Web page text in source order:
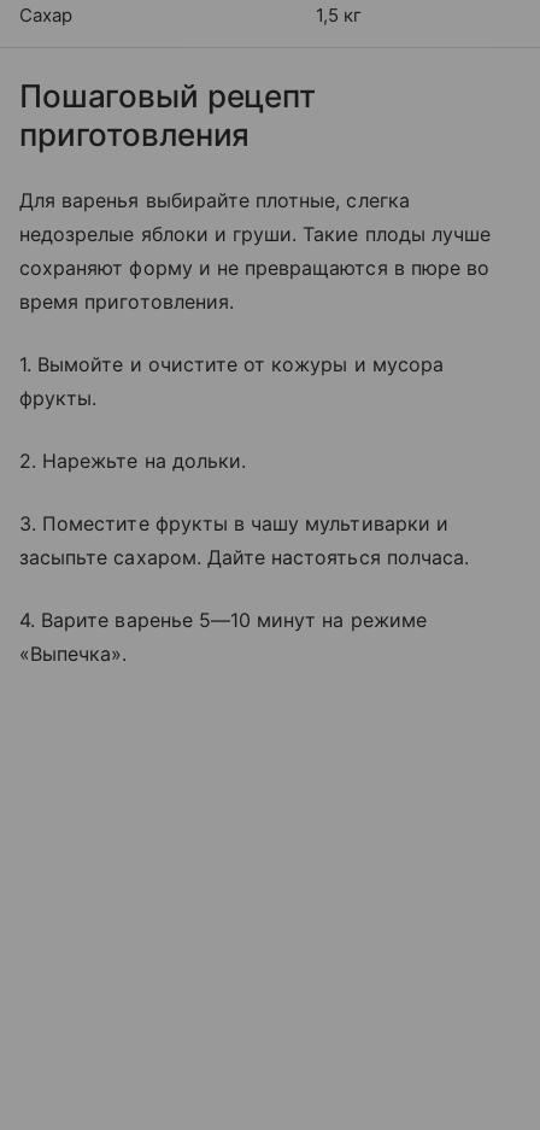
Сахар 1,5 кг
Пошаговый рецепт
приготовления
Для варенья выбирайте плотные, слегка
недозрелые яблоки и груши. Такие плоды лучше
сохраняют форму и не превращаются в пюре во
время приготовления.
1. Вымойте и очистите от кожуры и мусора
фрукты.
2. Нарежьте на дольки.
3. Поместите фрукты в чашу мультиварки и
засыпьте сахаром. Дайте настояться полчаса.
4. Варите варенье 5—10 минут на режиме
«Выпечка».